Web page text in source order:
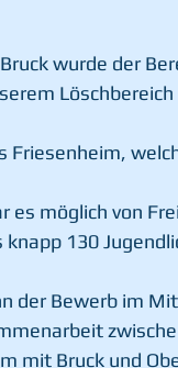
wurde der
Friesenheim,
es möglich von
130
der Bewerb im
mit Bruck und